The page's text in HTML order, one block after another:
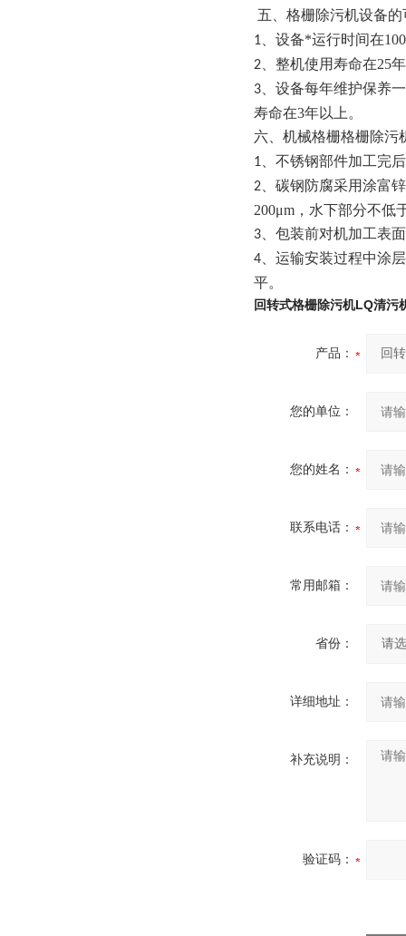
五、 格栅除污机设备的
1 、设备*运行时间在
2 、整机使用寿命在25
3 、设备每年维护保养
寿命在3年以上。
六、 机械格栅格栅除污
1 、不锈钢部件加工完
2 、碳钢防腐采用涂富
200μm ，水下部分不低
3 、包装前对机加工表
4 、运输安装过程中涂
平。
回转式格栅除污机LQ清污
产品：
您的单位：
您的姓名：
联系电话：
常用邮箱：
省份：
详细地址：
补充说明：
验证码：